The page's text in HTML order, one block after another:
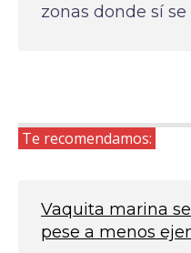
zonas donde sí se
Te recomendamos:
Vaquita marina
pese a menos